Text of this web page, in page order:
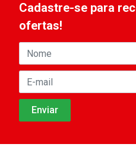
Cadastre-se para
ofertas!